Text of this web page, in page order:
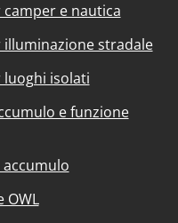
e nautica
stradale
isolati
e funzione
OWL